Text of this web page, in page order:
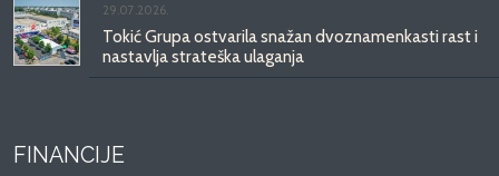
29.07.2026.
Tokić Grupa ostvarila snažan dvoznamenkasti rast i
nastavlja strateška ulaganja
FINANCIJE